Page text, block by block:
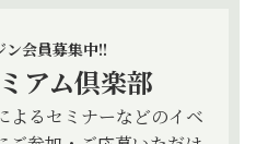
ン会員募集中!!
アム倶楽部
よるセミナーなどのイベ